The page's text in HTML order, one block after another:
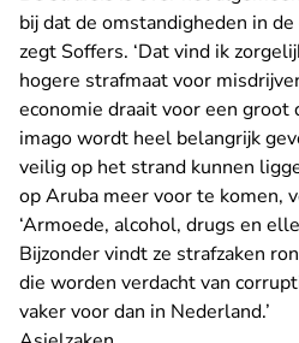
bij dat de omstandigheden in
zegt Soffers. ‘Dat vind ik
hogere strafmaat voor
economie draait voor een
imago wordt heel belangrijk
veilig op het strand kunnen
op Aruba meer voor te komen,
‘Armoede, alcohol, drugs en
Bijzonder vindt ze strafzaken
die worden verdacht van
vaker voor dan in Nederland.’